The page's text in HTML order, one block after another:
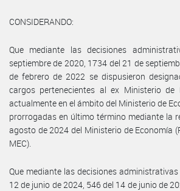
CONSIDERANDO:
Que mediante las decisiones
septiembre de 2020, 1734 del 21 de
de febrero de 2022 se dispusieron
cargos pertenecientes al ex Ministerio de
actualmente en el ámbito del Ministerio de
prorrogadas en último término mediante la
agosto de 2024 del Ministerio de Economía
MEC).
Que mediante las decisiones
12 de junio de 2024, 546 del 14 de junio de